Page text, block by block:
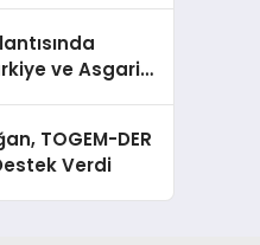
ve Asgari
TOGEM-DER
Verdi